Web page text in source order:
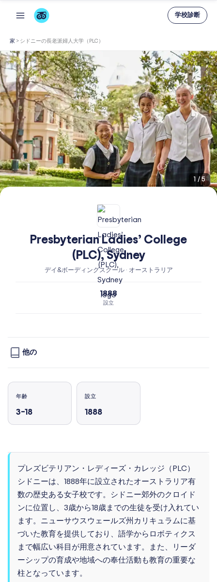
ス
キ
ッ
プ
学校診断
家 > シドニーの長老派婦人大学（PLC）
1 /5
Presbyterian Ladies’ College
(PLC), Sydney
デイ&ボーディングスクール · オーストラリア
1888
設立
他の
年齢
3–18
設立
1888
プレズビテリアン・レディーズ・カレッジ（PLC）
シドニーは、1888年に設立されたオーストラリア有
数の歴史ある女子校です。シドニー郊外のクロイド
ンに位置し、3歳から18歳までの生徒を受け入れてい
ます。ニューサウスウェールズ州カリキュラムに基
づいた教育を提供しており、語学からロボティクス
まで幅広い科目が用意されています。また、リーダ
ーシップの育成や地域への奉仕活動も教育の重要な
柱となっています。